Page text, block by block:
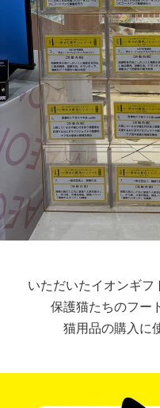
いただいたイオンギフ
保護猫たちのフー
猫用品の購入に